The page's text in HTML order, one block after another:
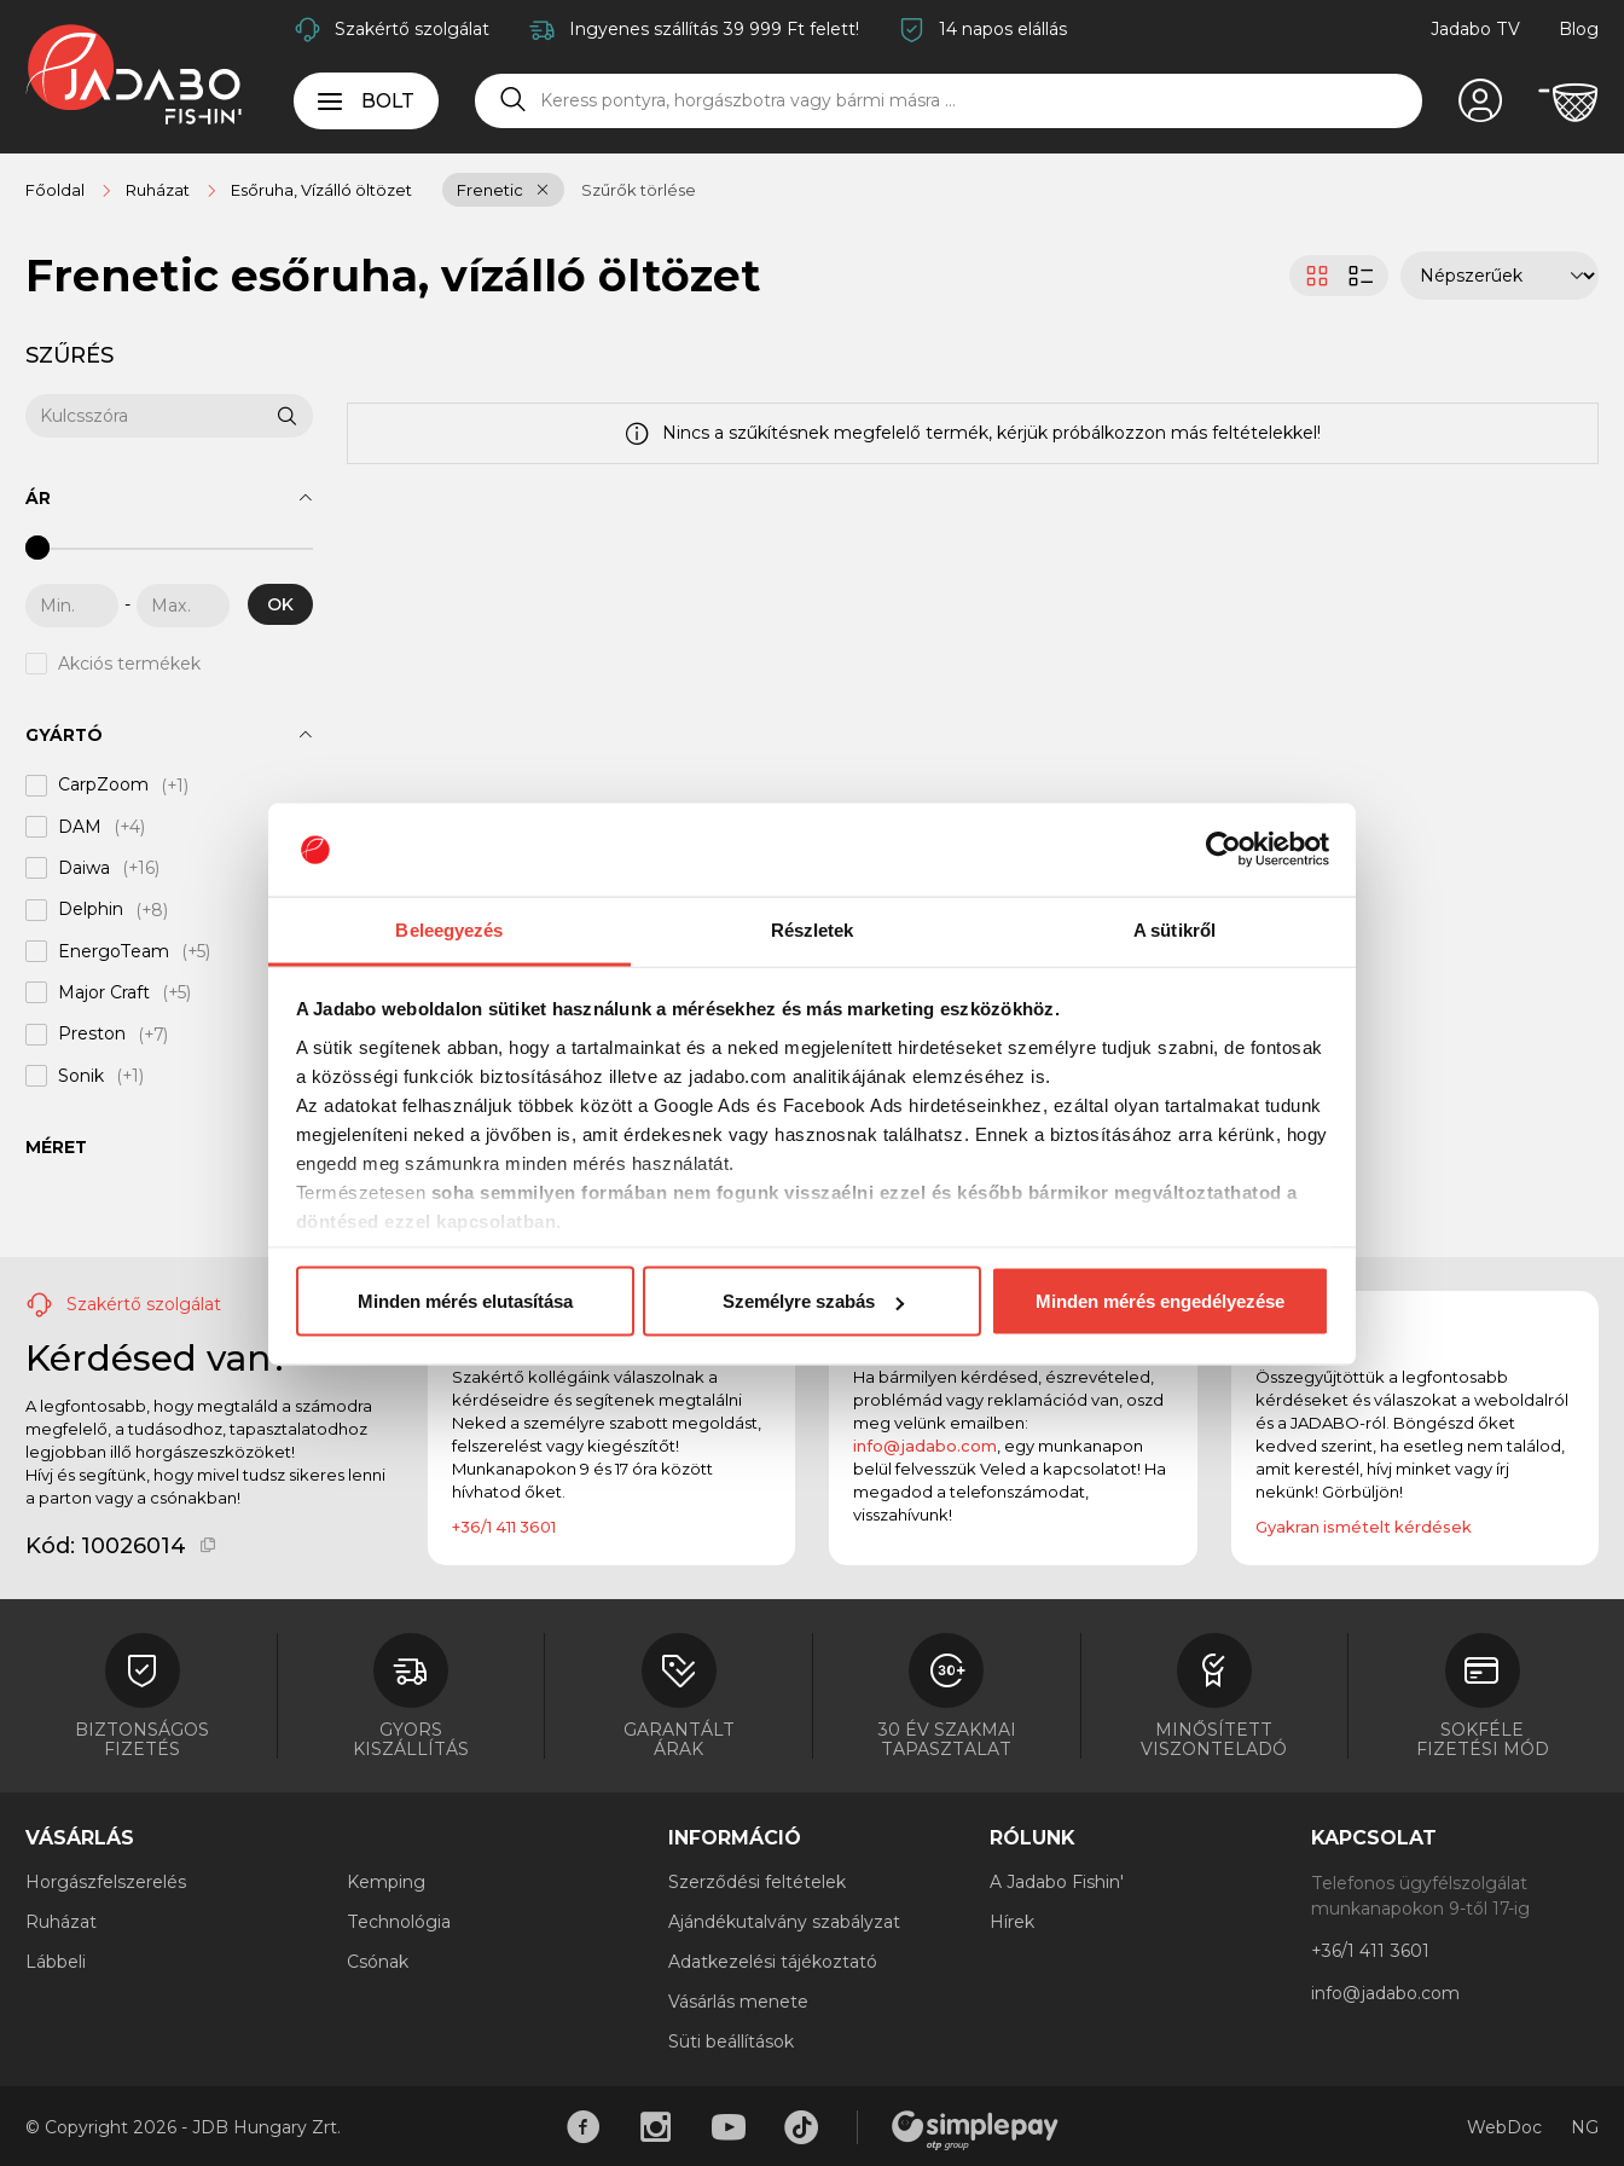
Beleegyezés Részletek A sütikről
A Jadabo weboldalon sütiket használunk a mérésekhez és más marketing eszközökhöz.
A sütik segítenek abban, hogy a tartalmainkat és a neked megjelenített hirdetéseket személyre tudjuk szabni, de fontosak
a közösségi funkciók biztosításához illetve az jadabo.com analitikájának elemzéséhez is.
Az adatokat felhasználjuk többek között a Google Ads és Facebook Ads hirdetéseinkhez, ezáltal olyan tartalmakat tudunk
megjeleníteni neked a jövőben is, amit érdekesnek vagy hasznosnak találhatsz. Ennek a biztosításához arra kérünk, hogy
engedd meg számunkra minden mérés használatát.
Természetesen soha semmilyen formában nem fogunk visszaélni ezzel és később bármikor megváltoztathatod a
döntésed ezzel kapcsolatban.
Minden mérés elutasítása Személyre szabás Minden mérés engedélyezése
Szakértő szolgálat Ingyenes szállítás 39 999 Ft felett! 14 napos elállás Jadabo TV Blog
BOLT
Főoldal Ruházat Esőruha, Vízálló öltözet Frenetic Szűrők törlése
Frenetic esőruha, vízálló öltözet
SZŰRÉS
ÁR
- OK
Akciós termékek
GYÁRTÓ
CarpZoom
(+1)
DAM
(+4)
Daiwa
(+16)
Delphin
(+8)
EnergoTeam
(+5)
Major Craft
(+5)
Preston
(+7)
Sonik
(+1)
MÉRET
Nincs a szűkítésnek megfelelő termék, kérjük próbálkozzon más feltételekkel!
Szakértő szolgálat
Kérdésed van?
A legfontosabb, hogy megtaláld a számodra
megfelelő, a tudásodhoz, tapasztalatodhoz
legjobban illő horgászeszközöket!
Hívj és segítünk, hogy mivel tudsz sikeres lenni
a parton vagy a csónakban!
Kód: 10026014
Telefon
Szakértő kollégáink válaszolnak a
kérdéseidre és segítenek megtalálni
Neked a személyre szabott megoldást,
felszerelést vagy kiegészítőt!
Munkanapokon 9 és 17 óra között
hívhatod őket.
+36/1 411 3601
Email
Ha bármilyen kérdésed, észrevételed,
problémád vagy reklamációd van, oszd
meg velünk emailben:
info@jadabo.com, egy munkanapon
belül felvesszük Veled a kapcsolatot! Ha
megadod a telefonszámodat,
visszahívunk!
Gyik
Összegyűjtöttük a legfontosabb
kérdéseket és válaszokat a weboldalról
és a JADABO-ról. Böngészd őket
kedved szerint, ha esetleg nem találod,
amit kerestél, hívj minket vagy írj
nekünk! Görbüljön!
Gyakran ismételt kérdések
BIZTONSÁGOS
FIZETÉS
GYORS
KISZÁLLÍTÁS
GARANTÁLT
ÁRAK
30 ÉV SZAKMAI
TAPASZTALAT
MINŐSÍTETT
VISZONTELADÓ
SOKFÉLE
FIZETÉSI MÓD
VÁSÁRLÁS
Horgászfelszerelés
Ruházat
Lábbeli
Kemping
Technológia
Csónak
INFORMÁCIÓ
Szerződési feltételek
Ajándékutalvány szabályzat
Adatkezelési tájékoztató
Vásárlás menete
Süti beállítások
RÓLUNK
A Jadabo Fishin'
Hírek
KAPCSOLAT
Telefonos ügyfélszolgálat
munkanapokon 9-től 17-ig
+36/1 411 3601
info@jadabo.com
© Copyright 2026 - JDB Hungary Zrt. WebDoc NG